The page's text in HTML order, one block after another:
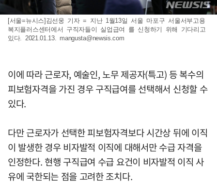
[서울=뉴시스]김선웅 기자 = 지난 1월13일 서울 마포구 서울서부고용
복지플러스센터에서 구직자들이 실업급여 를 신청하기 위해 기다리고
있다. 2021.01.13. mangusta@newsis.com
이에 따라 근로자, 예술인, 노무 제공자(특고) 등 복수의
피보험자격을 가진 경우 구직급여를 선택해서 신청할 수
있다.
다만 근로자가 선택한 피보험자격보다 시간상 뒤에 이직
이 발생한 경우 비자발적 이직에 대해서만 수급 자격을
인정한다. 현행 구직급여 수급 요건이 비자발적 이직 사
유에 국한되는 점을 고려한 조치다.